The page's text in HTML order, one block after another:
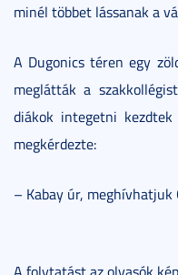
minél többet lássanak a
A Dugonics téren egy
meglátták a
diákok integetni
megkérdezte:
– Kabay úr,
A folytatást az olvasók